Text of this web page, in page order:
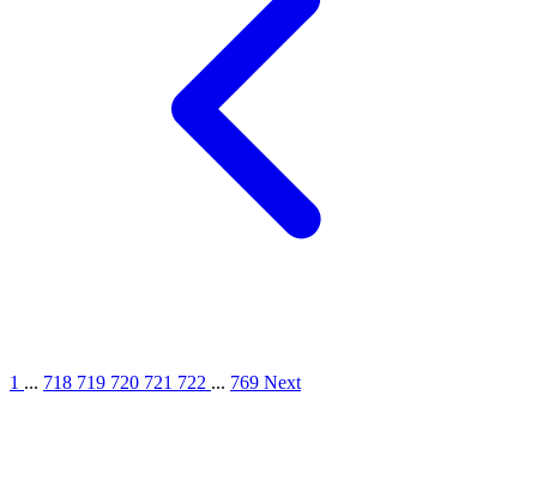
1 ... 718 719 720 721 722 ... 769 Next